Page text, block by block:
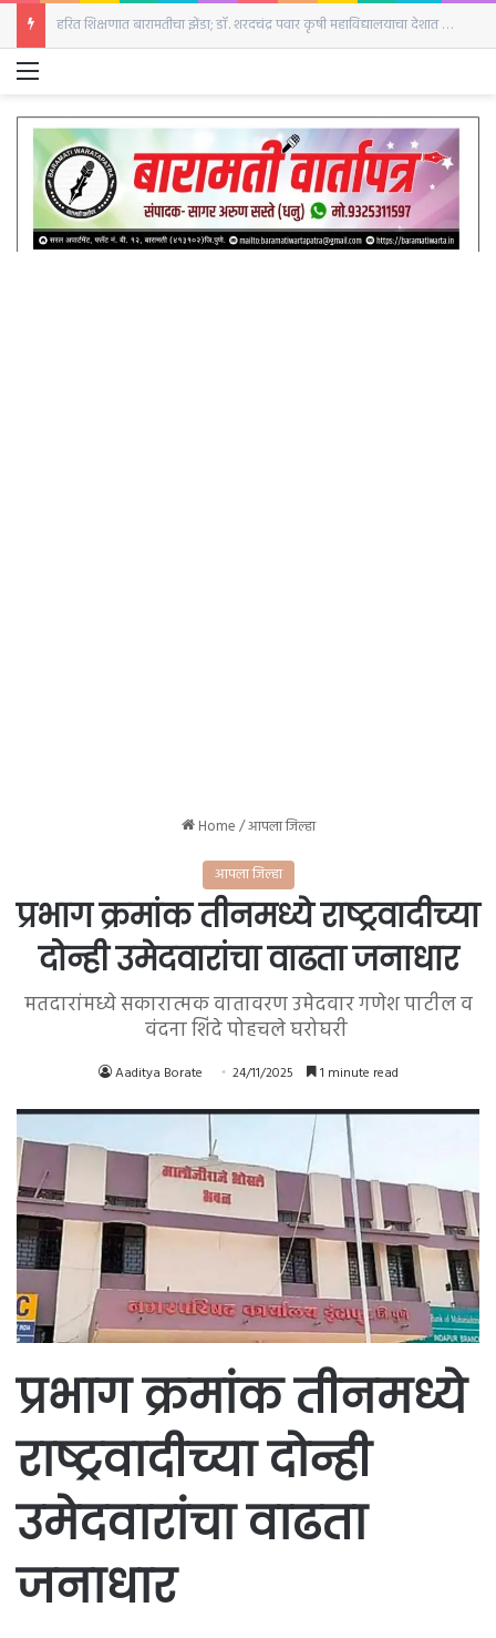
बारामतीत रविवारी क्रांती दिनानिमित्त हुतात्मा स्तंभाला अभिवादन
Menu
Home/आपला जिल्हा
आपला जिल्हा
प्रभाग क्रमांक तीनमध्ये राष्ट्रवादीच्या
दोन्ही उमेदवारांचा वाढता जनाधार
मतदारांमध्ये सकारात्मक वातावरण उमेदवार गणेश पाटील व
वंदना शिंदे पोहचले घरोघरी
Aaditya Borate 24/11/2025 1 minute read
प्रभाग क्रमांक तीनमध्ये
राष्ट्रवादीच्या दोन्ही
उमेदवारांचा वाढता
जनाधार